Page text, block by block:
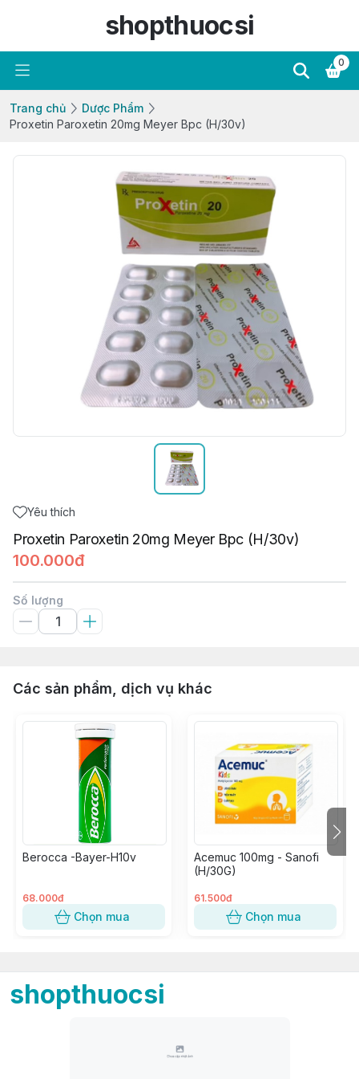
shopthuocsi
0
Trang chủ
Dược Phẩm
Proxetin Paroxetin 20mg Meyer Bpc (H/30v)
Yêu thích
Proxetin Paroxetin 20mg Meyer Bpc (H/30v)
100.000đ
Số lượng
Các sản phẩm, dịch vụ khác
Berocca -Bayer-H10v
68.000đ
Chọn mua
Acemuc 100mg - Sanofi
(H/30G)
61.500đ
Chọn mua
shopthuocsi